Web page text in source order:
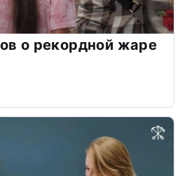
о рекордной жаре